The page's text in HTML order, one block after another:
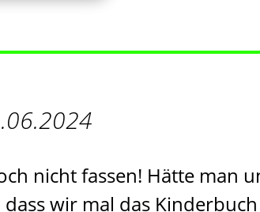
nicht fassen! Hätte man
wir mal das Kinderbuch